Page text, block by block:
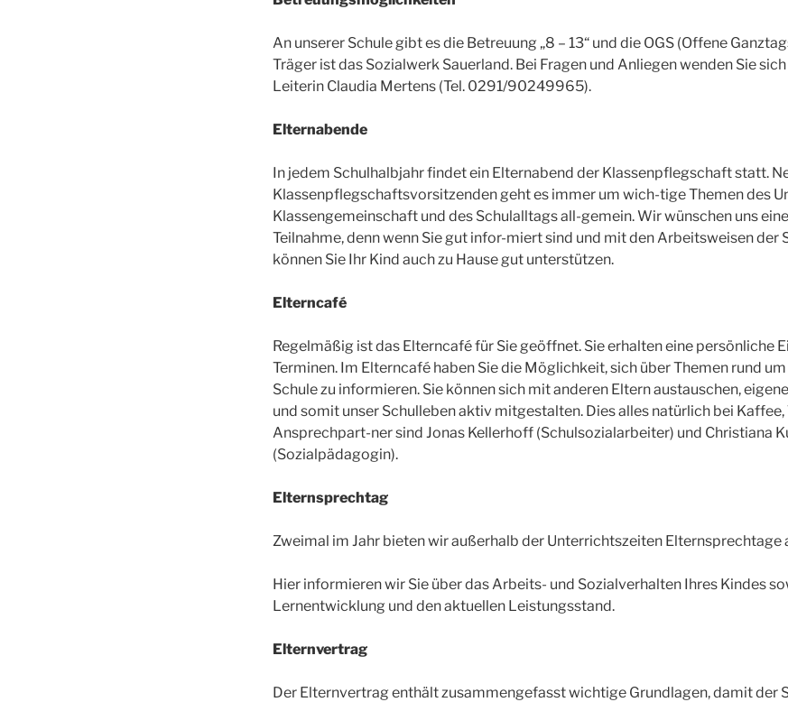
An unserer Schule gibt es die Betreuung „8 – 13“ und die OGS (Offene
Träger ist das Sozialwerk Sauerland. Bei Fragen und Anliegen wenden Sie
Leiterin Claudia Mertens (Tel. 0291/90249965).
Elternabende
In jedem Schulhalbjahr findet ein Elternabend der Klassenpflegschaft statt.
Klassenpflegschaftsvorsitzenden geht es immer um wich-tige Themen des
Klassengemeinschaft und des Schulalltags all-gemein. Wir wünschen uns
Teilnahme, denn wenn Sie gut infor-miert sind und mit den Arbeitsweisen der
können Sie Ihr Kind auch zu Hause gut unterstützen.
Elterncafé
Regelmäßig ist das Elterncafé für Sie geöffnet. Sie erhalten eine persönliche
Terminen. Im Elterncafé haben Sie die Möglichkeit, sich über Themen rund
Schule zu informieren. Sie können sich mit anderen Eltern austauschen,
und somit unser Schulleben aktiv mitgestalten. Dies alles natürlich bei Kaffee,
Ansprechpart-ner sind Jonas Kellerhoff (Schulsozialarbeiter) und Christiana
(Sozialpädagogin).
Elternsprechtag
Zweimal im Jahr bieten wir außerhalb der Unterrichtszeiten Elternsprechtage
Hier informieren wir Sie über das Arbeits- und Sozialverhalten Ihres Kindes
Lernentwicklung und den aktuellen Leistungsstand.
Elternvertrag
Der Elternvertrag enthält zusammengefasst wichtige Grundlagen, damit der